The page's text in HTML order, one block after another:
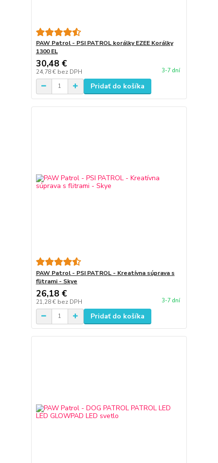
PAW Patrol - PSI PATROL korálky EZEE Korálky
1300 EL
30,48 €
24,78 € bez DPH 3-7 dní
Pridať do košíka
PAW Patrol - PSI PATROL - Kreatívna súprava s
flitrami - Skye
26,18 €
21,28 € bez DPH 3-7 dní
Pridať do košíka